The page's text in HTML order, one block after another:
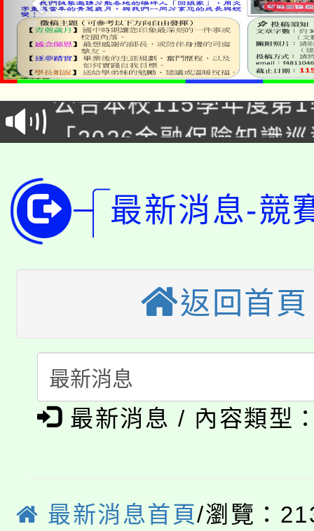
淨零綠領人才培育課程
代理(課)教師甄選結果
「2026金融保險知識
生本土語及新住民語歌
公告本校115學年度第
代理(課)教師甄選結果(
公告本校115學年度第
代理(課)教師甄選結果(
轉知中國文化大學推廣
《TA101》溝通分析基
程，歡迎學生輔導中心
心理、諮商輔導、社會
系所師生報名參加。
轉知苗栗縣政府辦理
縣市「校園短影音徵選
門員」簡章及活動海報
踴躍報名參加。
桃園市115學年度學生
要點
「桃園市補助參觀特色
展演活動實施計畫」
淨零綠領人才培育課程
車」活動
桃園市115學年度學生
最新消息-競
返回首頁
最新消息 / 內容類型
最新消息首頁/瀏覽：